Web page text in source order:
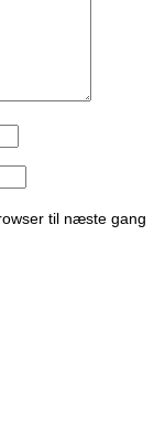
til næste gang